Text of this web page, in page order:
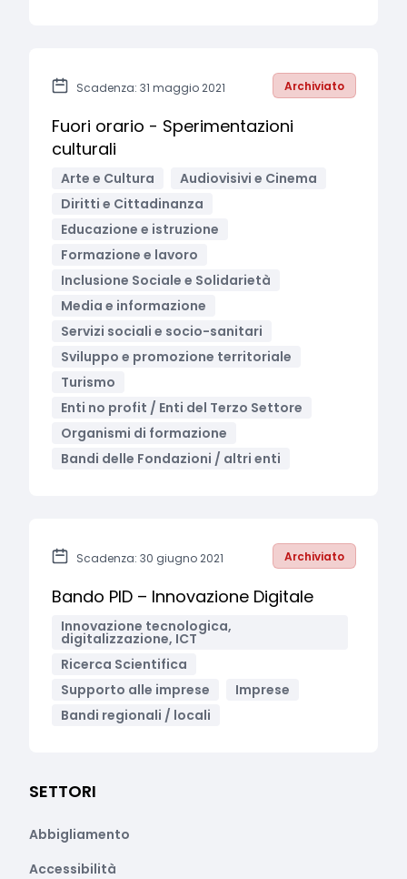
Scadenza: 31 maggio 2021 Archiviato
Fuori orario - Sperimentazioni
culturali
Arte e Cultura
Audiovisivi e Cinema
Diritti e Cittadinanza
Educazione e istruzione
Formazione e lavoro
Inclusione Sociale e Solidarietà
Media e informazione
Servizi sociali e socio-sanitari
Sviluppo e promozione territoriale
Turismo
Enti no profit / Enti del Terzo Settore
Organismi di formazione
Bandi delle Fondazioni / altri enti
Scadenza: 30 giugno 2021 Archiviato
Bando PID – Innovazione Digitale
Innovazione tecnologica,
digitalizzazione, ICT
Ricerca Scientifica
Supporto alle imprese
Imprese
Bandi regionali / locali
SETTORI
Abbigliamento
Accessibilità